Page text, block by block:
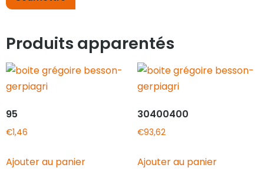
Produits apparentés
95
€1,46
Ajouter au panier
30400400
€93,62
Ajouter au panier